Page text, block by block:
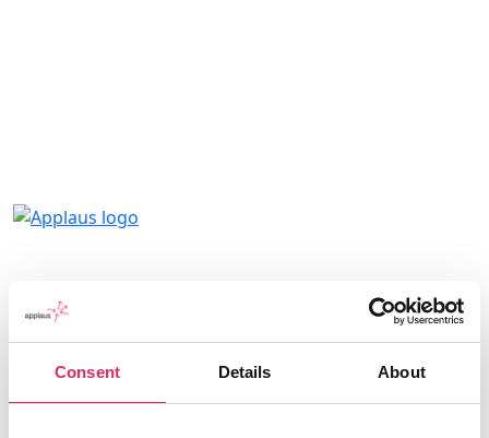
Consent Details About
Applaus leverer viden, værktøjer og
undervisning, der hjælper kulturinstitutioner
med at udvikle deres publikumsstrategi i
overensstemmelse med deres mission.